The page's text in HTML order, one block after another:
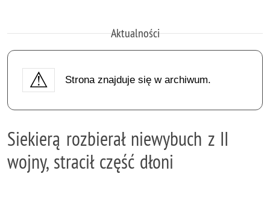
Aktualności
Strona znajduje się w archiwum.
Siekierą rozbierał niewybuch z II
wojny, stracił część dłoni